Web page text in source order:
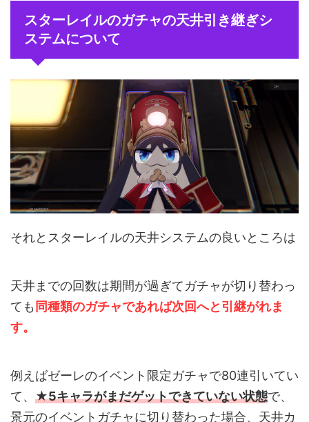
スターレイルのガチャの天井引き継ぎシ
ステムについて
それとスターレイルの天井システムの良いところは
天井までの回数は期間が過ぎてガチャが切り替わっ
ても同種類のガチャであれば次回へと引継がれま
す。
例えばゼーレのイベント限定ガチャで80連引いてい
て、 ★5キャラがまだゲットできていない状態で、
景元のイベントガチャに切り替わった場合、天井カ